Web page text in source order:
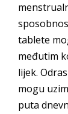
tablete
međutim
lijek.
mogu
puta